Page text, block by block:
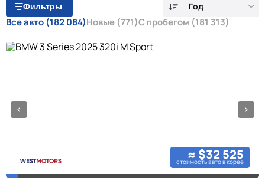
Фильтры Год
Все авто (182 084)Новые (771)С пробегом (181 313)
≈ $32 525
стоимость авто в корее